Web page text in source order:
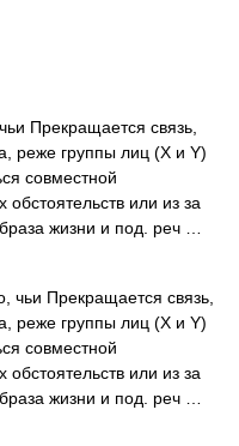
Прекращается связь,
реже группы лиц (X и Y)
совместной
или из за
жизни и под. реч …
чьи Прекращается связь,
реже группы лиц (X и Y)
совместной
или из за
жизни и под. реч …